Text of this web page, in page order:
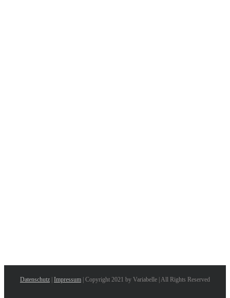
Datenschutz Impressum | Copyright 2021 by Variabelle | All Rights Reserved